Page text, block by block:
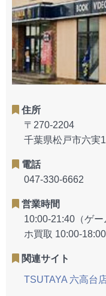
住所
〒270-2204
千葉県松戸市六実
電話
047-330-6662
営業時間
10:00-21:40（ゲ
ホ買取 10:00-18:00
関連サイト
TSUTAYA 六高台